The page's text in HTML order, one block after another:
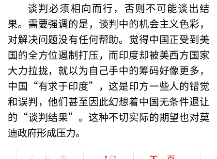
谈判必须相向而行，否则不可能谈出结
果。需要强调的是，谈判中的机会主义色彩，
对解决问题没有任何帮助。觉得中国正受到美
国的全方位遏制打压，而印度却被美西方国家
大力拉拢，就以为自己手中的筹码好像更多，
中国“有求于印度”，这是印方一些人的错觉
和误判，他们甚至因此幻想着中国无条件退让
的“谈判结果”。这种不切实际的期望也对莫
迪政府形成压力。